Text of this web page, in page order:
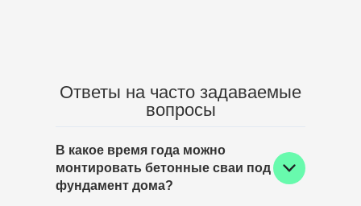
Ответы на часто задаваемые
вопросы
В какое время года можно
монтировать бетонные сваи под
фундамент дома?